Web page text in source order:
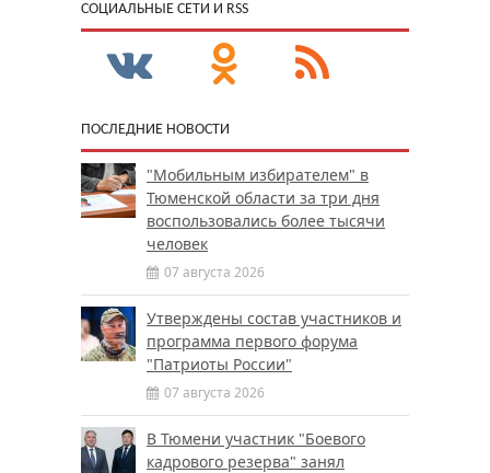
CОЦИАЛЬНЫЕ СЕТИ И RSS
ПОСЛЕДНИЕ НОВОСТИ
"Мобильным избирателем" в
Тюменской области за три дня
воспользовались более тысячи
человек
07 августа 2026
Утверждены состав участников и
программа первого форума
"Патриоты России"
07 августа 2026
В Тюмени участник "Боевого
кадрового резерва" занял